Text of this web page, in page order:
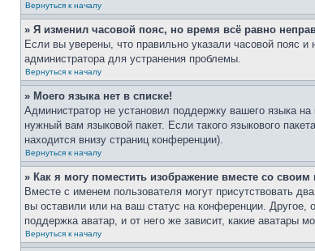
Вернуться к началу
» Я изменил часовой пояс, но время всё равно
Если вы уверены, что правильно указали часовой пояс
администратора для устранения проблемы.
Вернуться к началу
» Моего языка нет в списке!
Администратор не установил поддержку вашего языка
нужный вам языковой пакет. Если такого языкового
находится внизу страниц конференции).
Вернуться к началу
» Как я могу поместить изображение вместе со
Вместе с именем пользователя могут присутствовать
вы оставили или на ваш статус на конференции. Другое,
поддержка аватар, и от него же зависит, какие аватары
Вернуться к началу